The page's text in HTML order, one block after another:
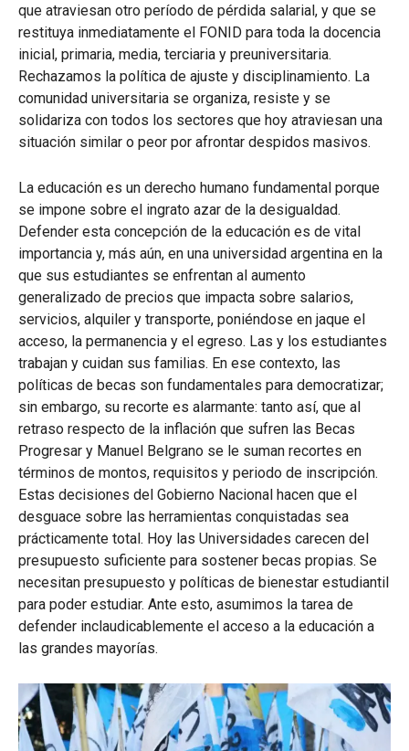
que atraviesan otro período de pérdida salarial, y que se
restituya inmediatamente el FONID para toda la docencia
inicial, primaria, media, terciaria y preuniversitaria.
Rechazamos la política de ajuste y disciplinamiento. La
comunidad universitaria se organiza, resiste y se
solidariza con todos los sectores que hoy atraviesan una
situación similar o peor por afrontar despidos masivos.
La educación es un derecho humano fundamental porque
se impone sobre el ingrato azar de la desigualdad.
Defender esta concepción de la educación es de vital
importancia y, más aún, en una universidad argentina en la
que sus estudiantes se enfrentan al aumento
generalizado de precios que impacta sobre salarios,
servicios, alquiler y transporte, poniéndose en jaque el
acceso, la permanencia y el egreso. Las y los estudiantes
trabajan y cuidan sus familias. En ese contexto, las
políticas de becas son fundamentales para democratizar;
sin embargo, su recorte es alarmante: tanto así, que al
retraso respecto de la inflación que sufren las Becas
Progresar y Manuel Belgrano se le suman recortes en
términos de montos, requisitos y periodo de inscripción.
Estas decisiones del Gobierno Nacional hacen que el
desguace sobre las herramientas conquistadas sea
prácticamente total. Hoy las Universidades carecen del
presupuesto suficiente para sostener becas propias. Se
necesitan presupuesto y políticas de bienestar estudiantil
para poder estudiar. Ante esto, asumimos la tarea de
defender inclaudicablemente el acceso a la educación a
las grandes mayorías.